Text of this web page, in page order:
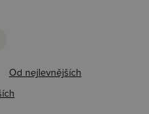
Od nejlevnějších